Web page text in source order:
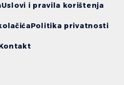
Uslovi i pravila korištenja
Politika privatnosti